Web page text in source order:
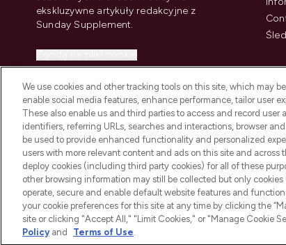
ekskluzywne artykuły redakcyjne z
Sunday Supplement.
Information
2026 The Hut Group
We use cookies and other tracking tools on this site, which may
enable social media features, enhance performance, tailor user
These also enable us and third parties to access and record
identifiers, referring URLs, searches and interactions, browser
be used to provide enhanced functionality and personalized
users with more relevant content and ads on this site and across
deploy cookies (including third party cookies) for all of these
other browsing information may still be collected but only
operate, secure and enable default website features and
your cookie preferences for this site at any time by clicking the
site or clicking "Accept All," "Limit Cookies," or "Manage Cookie
Policyand Terms of Use.